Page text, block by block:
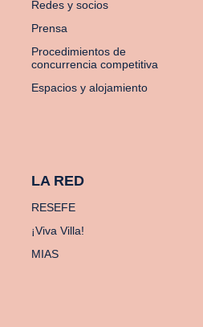
Redes y socios
Prensa
Procedimientos de
concurrencia competitiva
Espacios y alojamiento
LA RED
RESEFE
¡Viva Villa!
MIAS